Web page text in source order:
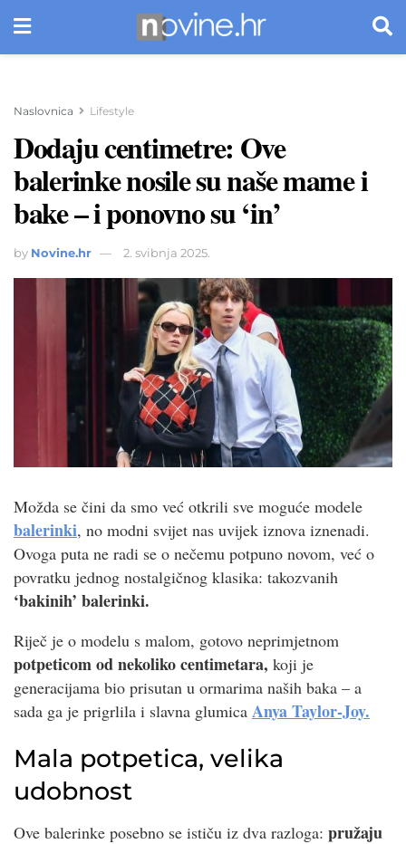
Naslovnica Lifestyle
Dodaju centimetre: Ove
balerinke nosile su naše mame i
bake – i ponovno su ‘in’
by Novine.hr 2. svibnja 2025.
Možda se čini da smo već otkrili sve moguće modele
balerinki, no modni svijet nas uvijek iznova iznenadi.
Ovoga puta ne radi se o nečemu potpuno novom, već o
povratku jednog nostalgičnog klasika: takozvanih
‘bakinih’ balerinki.
Riječ je o modelu s malom, gotovo neprimjetnom
potpeticom od nekoliko centimetara, koji je
generacijama bio prisutan u ormarima naših baka – a
sada ga je prigrlila i slavna glumica Anya Taylor-Joy.
Mala potpetica, velika
udobnost
Ove balerinke posebno se ističu iz dva razloga: pružaju